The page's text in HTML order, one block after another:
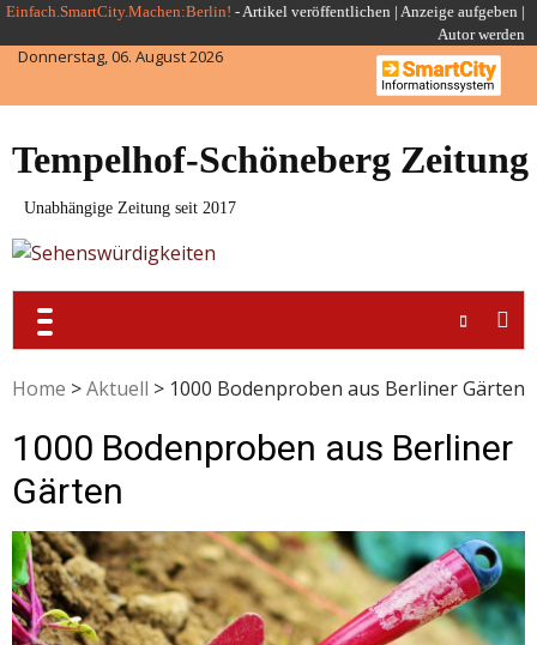
Skip
to
content
Einfach.SmartCity.Machen:Berlin! -Artikel veröffentlichen | Anzeige aufgeben |
Autor werden
Donnerstag, 06. August 2026
Tempelhof-Schöneberg Zeitung
Unabhängige Zeitung seit 2017
Home >Aktuell > 1000 Bodenproben aus Berliner Gärten
1000 Bodenproben aus Berliner
Gärten